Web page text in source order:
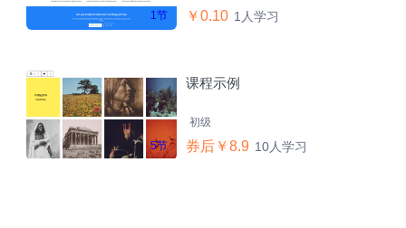
1节 ￥0.10 1人学习
5节
课程示例
初级
券后￥8.9 10人学习